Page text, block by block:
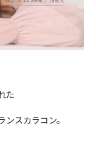
た
スカラコン。